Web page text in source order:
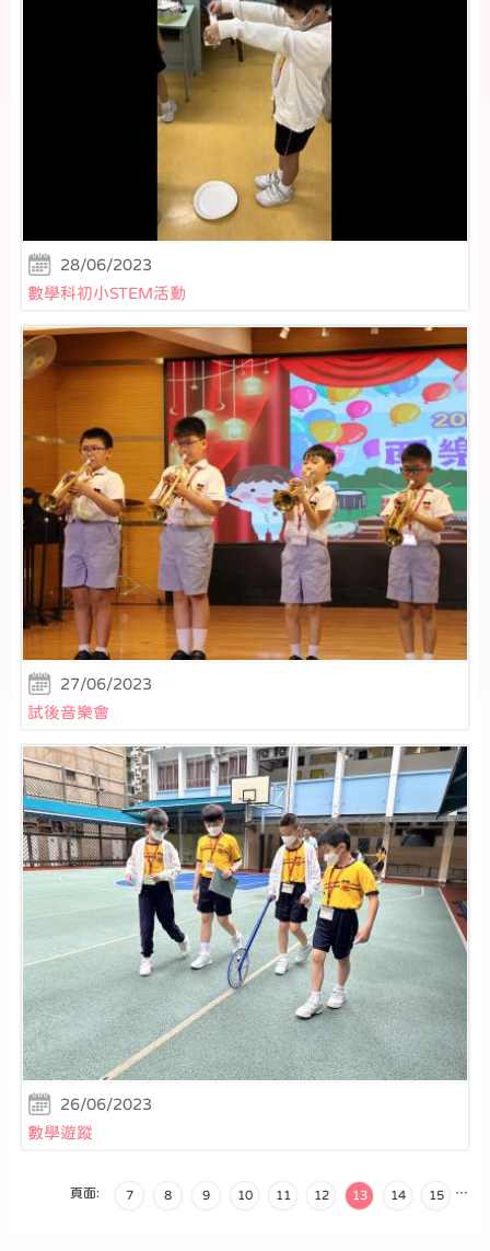
28/06/2023
數學科初小STEM活動
27/06/2023
試後音樂會
26/06/2023
數學遊蹤
頁面: …
7 8 9 10 11 12 13 14 15